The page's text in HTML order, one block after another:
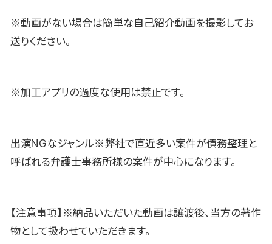
※動画がない場合は簡単な自己紹介動画を撮影してお
送りください。
※加工アプリの過度な使用は禁止です。
出演NGなジャンル※弊社で直近多い案件が債務整理と
呼ばれる弁護士事務所様の案件が中心になります。
【注意事項】※納品いただいた動画は譲渡後、当方の著作
物として扱わせていただきます。